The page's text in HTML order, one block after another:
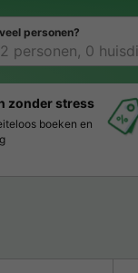
personen?
zonder stress
boeken en